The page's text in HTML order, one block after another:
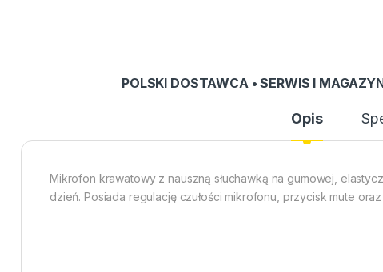
POLSKI DOSTAWCA • SERWIS I
Opis
Mikrofon krawatowy z nauszną słuchawką na gumowej,
dzień. Posiada regulację czułości mikrofonu, przycisk mute